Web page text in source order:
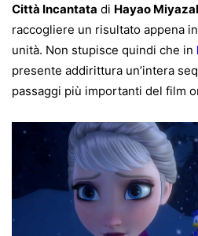
Città Incantata di Hayao
raccogliere un risultato appena
unità. Non stupisce quindi che in
presente addirittura un’intera
passaggi più importanti del film